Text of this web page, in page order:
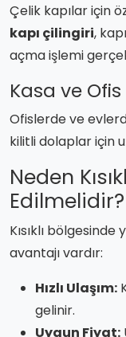
Çelik kapılar için
kapı çilingiri,
açma işlemi
Kasa ve
Ofislerde ve
kilitli dolaplar için
Neden
Edilmelidir?
Kısıklı
avantajı vardır:
Hızlı Ulaşım:
gelinir.
Uygun Fiyat: